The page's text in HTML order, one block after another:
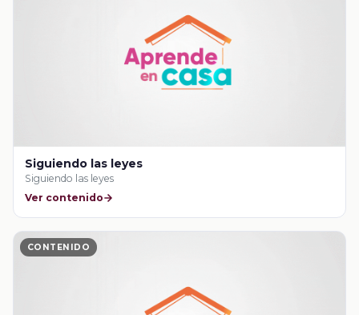
Siguiendo las leyes
Siguiendo las leyes
Ver contenido
CONTENIDO